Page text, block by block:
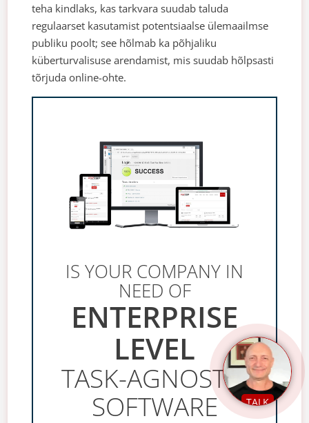
teha kindlaks, kas tarkvara suudab taluda
regulaarset kasutamist potentsiaalse ülemaailmse
publiku poolt; see hõlmab ka põhjaliku
küberturvalisuse arendamist, mis suudab hõlpsasti
tõrjuda online-ohte.
IS YOUR COMPANY IN
NEED OF
ENTERPRISE
LEVEL
TASK-AGNOSTIC
SOFTWARE
TALK